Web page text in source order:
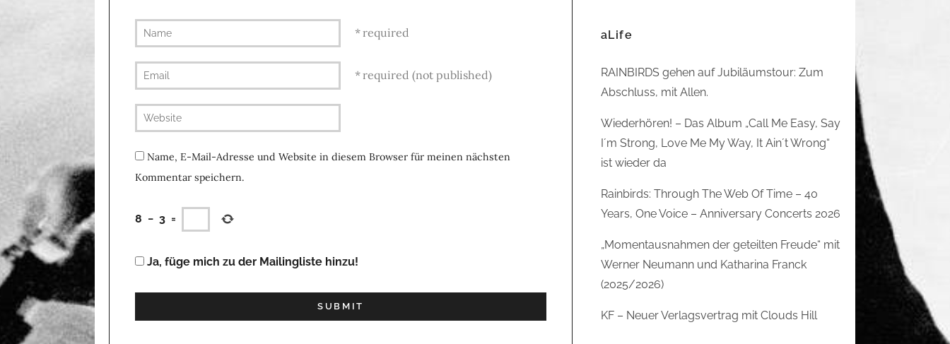
required
required (not published)
Name, E-Mail-Adresse und Website in diesem Browser für meinen nächsten
Kommentar speichern.
8 − 3 =
Ja, füge mich zu der Mailingliste hinzu!
aLife
RAINBIRDS gehen auf Jubiläumstour: Zum
Abschluss, mit Allen.
Wiederhören! – Das Album „Call Me Easy, Say
I´m Strong, Love Me My Way, It Ain´t Wrong“
ist wieder da
Rainbirds: Through The Web Of Time – 40
Years, One Voice – Anniversary Concerts 2026
„Momentausnahmen der geteilten Freude“ mit
Werner Neumann und Katharina Franck
(2025/2026)
KF – Neuer Verlagsvertrag mit Clouds Hill